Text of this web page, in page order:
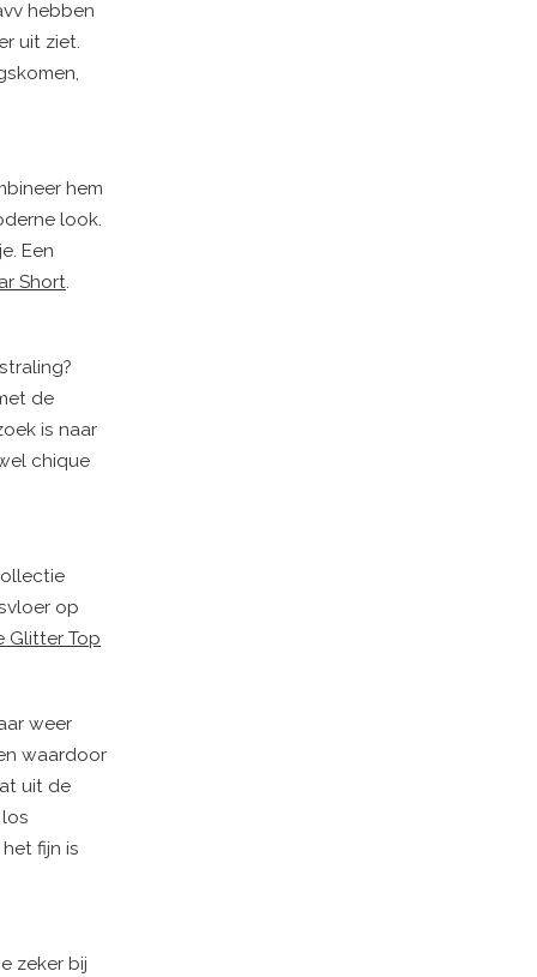
hebben
uit ziet.
hem
look.
Een
Short.
de
is naar
chique
op
Glitter Top
weer
waardoor
uit de
fijn is
zeker bij